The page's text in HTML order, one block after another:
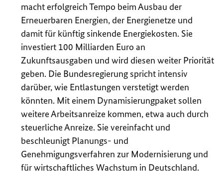
macht erfolgreich Tempo beim Ausbau der
Erneuerbaren Energien, der Energienetze und
damit für künftig sinkende Energiekosten. Sie
investiert 100 Milliarden Euro an
Zukunftsausgaben und wird diesen weiter Priorität
geben. Die Bundesregierung spricht intensiv
darüber, wie Entlastungen verstetigt werden
könnten. Mit einem Dynamisierungpaket sollen
weitere Arbeitsanreize kommen, etwa auch durch
steuerliche Anreize. Sie vereinfacht und
beschleunigt Planungs- und
Genehmigungsverfahren zur Modernisierung und
für wirtschaftliches Wachstum in Deutschland.